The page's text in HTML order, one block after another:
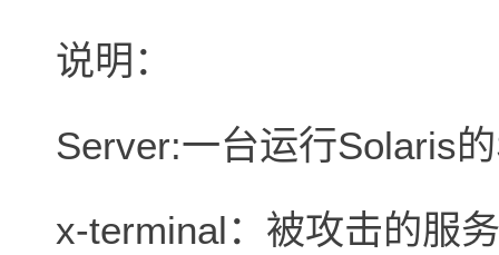
说明：
Server:一台运行Solaris
x-terminal：被攻击的服